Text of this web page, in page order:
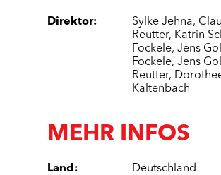
Direktor: Sylke Jehna,
Reutter, Katrin
Fockele,Jens
Fockele,Jens
Reutter,
Kaltenbach
MEHR INFOS
Land : Deutschland